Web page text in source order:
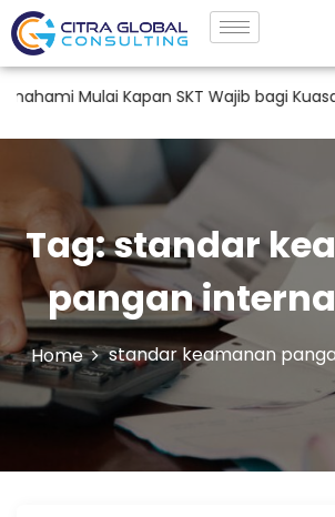
Mulai Kapan SKT Wajib bagi Kuasa
Tag:standar
pangan
Home standar keamanan